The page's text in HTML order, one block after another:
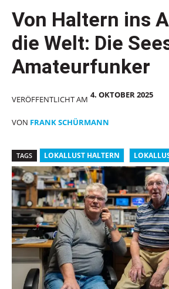
Von Haltern ins
die Welt: Die
Amateurfunker
VERÖFFENTLICHT AM 4. OKTOBER 2025
VON FRANK SCHÜRMANN
TAGS LOKALLUST HALTERN